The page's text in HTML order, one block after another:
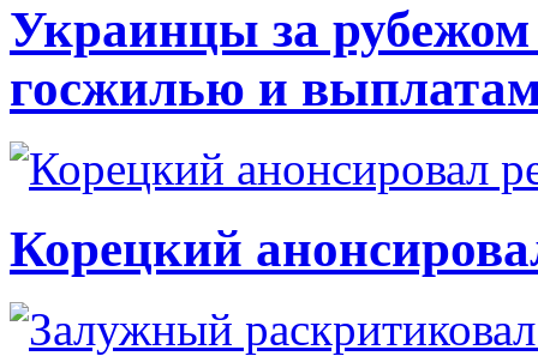
Украинцы за рубежом
госжилью и
Корецкий